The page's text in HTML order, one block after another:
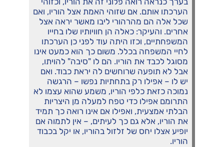
הערכתו אותם. אם שזוהי האמת אצל הוריו, ואם
שכל אלה הם מהרהורי ליבו מאשר יראה אצל
אחרים. והעיקר: כאלה הן חוויותיו שלו בחייו
המשפחתיים, וכזו היתה עוד לפני כן הערכתו
לחיי המשפחה בכלל. משום כך הוא כמעט אינו
מסוגל לכבד את הוריו. הם לו "סיבה" להויתו,
אבל לא תופעה שרוחשים לה יראת כבוד. ואם
יש לו – אפילו רק בתחתיות נפשו – הרגשה
נמוכה כזאת כלפי הוריו, משמע שהוא עצמו לא
התרומם אפילו כדי טפח למעלה מן היצריות
הבלתי אמצעית, ואפילו אם אינו רואה כך תמיד
את הוריו, אלא גם כך לעיתים, – אין לתמוה אם
יופיע אצלו יחס של זלזול בהוריו, או יקל בכבוד
הוריו.